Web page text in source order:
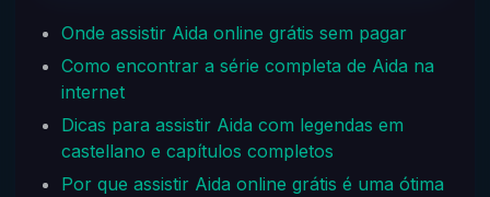
Onde assistir Aida online grátis sem pagar
Como encontrar a série completa de Aida na
internet
Dicas para assistir Aida com legendas em
castellano e capítulos completos
Por que assistir Aida online grátis é uma ótima